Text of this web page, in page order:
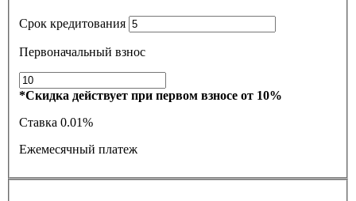
Срок кредитования
Первоначальный взнос
*Скидка действует при первом взносе от 10%
Ставка 0.01%
Ежемесячный платеж